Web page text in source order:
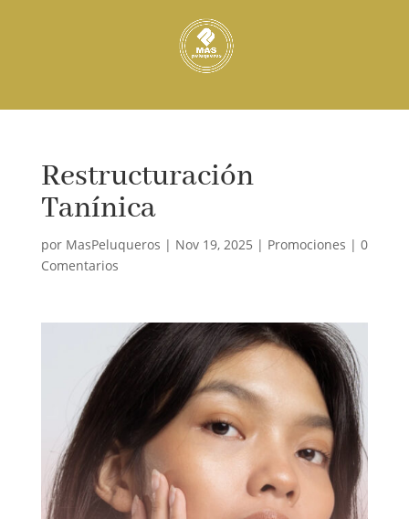
Restructuración
Tanínica
por MasPeluqueros | Nov 19, 2025 | Promociones | 0
Comentarios